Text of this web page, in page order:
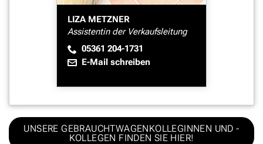
LIZA METZNER
Assistentin der Verkaufsleitung
05361 204-1731
E-Mail schreiben
UNSERE GEBRAUCHTWAGENKOLLEGINNEN UND -
KOLLEGEN FINDEN SIE HIER!